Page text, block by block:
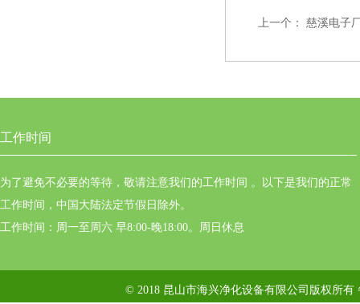
上一个： 慈溪电子
工作时间
为了避免不必要的等待，敬请注意我们的工作时间 。以下是我们的正常
工作时间，中国大陆法定节假日除外。
工作时间：周一至周六 早8:00-晚18:00。周日休息
© 2018 昆山市海兴净化设备有限公司版权所有